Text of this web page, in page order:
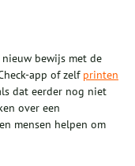
bewijs met de
app of zelf printen
dat eerder nog niet
over een
mensen helpen om